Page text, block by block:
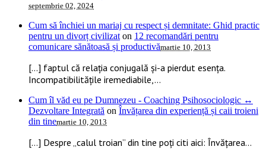
septembrie 02, 2024
Cum să închiei un mariaj cu respect și demnitate: Ghid practic
pentru un divorț civilizat on 12 recomandări pentru
comunicare sănătoasă și productivămartie 10, 2013
[…] faptul că relația conjugală și-a pierdut esența.
Incompatibilitățile iremediabile,...
Cum îl văd eu pe Dumnezeu - Coaching Psihosociologic ↔
Dezvoltare Integrată on Învățarea din experiență și caii troieni
din tinemartie 10, 2013
[…] Despre „calul troian” din tine poți citi aici: Învățarea...